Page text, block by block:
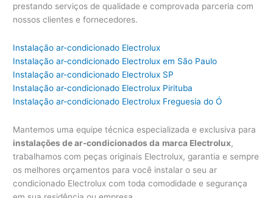
prestando serviços de qualidade e comprovada parceria com
nossos clientes e fornecedores.
Instalação ar-condicionado Electrolux
Instalação ar-condicionado Electrolux em São Paulo
Instalação ar-condicionado Electrolux SP
Instalação ar-condicionado Electrolux Pirituba
Instalação ar-condicionado Electrolux Freguesia do Ó
Mantemos uma equipe técnica especializada e exclusiva para
instalações de ar-condicionados da marca Electrolux,
trabalhamos com peças originais Electrolux, garantia e sempre
os melhores orçamentos para você instalar o seu ar
condicionado Electrolux com toda comodidade e segurança